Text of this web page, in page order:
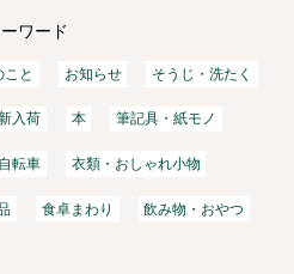
ワード
こと お知らせ そうじ・洗たく
入荷 本 筆記具・紙モノ
自転車 衣類・おしゃれ小物
食卓まわり 飲み物・おやつ